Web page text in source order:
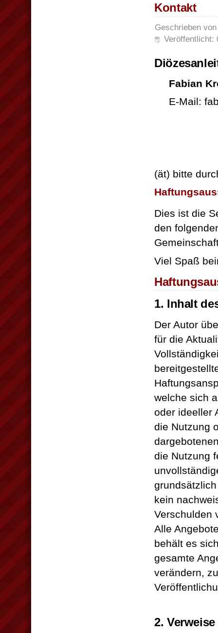
Kontakt
Geschrieben
Veröffentlicht:
Fabian
E-Mail:
(ät) bitte
Dies ist die
den
Viel Spaß
1. Inhalt
Der Autor
für die
welche sich
oder ideeller
die Nutzung
die Nutzung
kein
Verschulden
Alle
behält es
gesamte
verändern,
2.